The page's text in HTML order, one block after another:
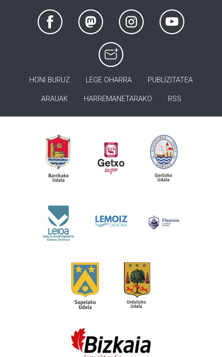
HONI BURUZ LEGE OHARRA PUBLIZITATEA
ARAUAK HARREMANETARAKO RSS